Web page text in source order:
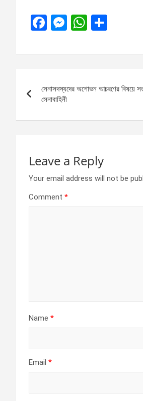
F
ce
o
o
k
M
se
g
W
at
A
p
ar
navigation
সেনাসদস্যদের অশোভন আচরণের বিষয়ে
সেনাবাহিনী
Leave a Reply
Your email address will not be
Comment *
Name *
Email *